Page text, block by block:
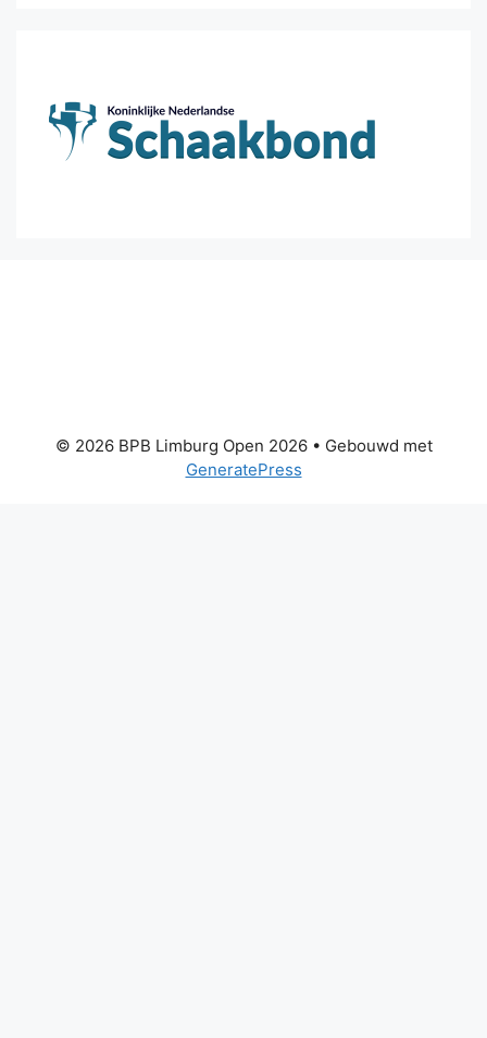
© 2026 BPB Limburg Open 2026• Gebouwd met
GeneratePress